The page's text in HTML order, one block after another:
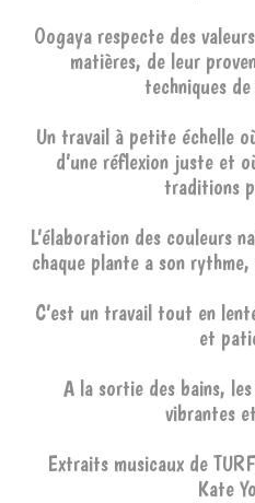
Oogaya respecte des
matières, de leur
techniques
Un travail à petite échelle
d’une réflexion juste et
traditions
L’élaboration des couleurs
chaque plante a son
C’est un travail tout en
et
A la sortie des bains,
vibrantes
Extraits musicaux de
Kate